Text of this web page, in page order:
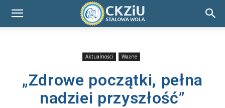
Aktualności Ważne
„Zdrowe początki, pełna
nadziei przyszłość”